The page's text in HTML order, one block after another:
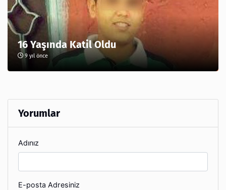
16 Yaşında Katil Oldu
9 yıl önce
Yorumlar
Adınız
E-posta Adresiniz